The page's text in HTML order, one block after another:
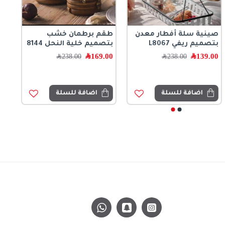
صينية سلة أفطار معدن
بتصميم ريفي L8067
139.00﷼ 238.00﷼
اضافة للسلة
طقم برطمان خشب
بتصميم خلية النحل 8144
169.00﷼ 238.00﷼
اضافة للسلة